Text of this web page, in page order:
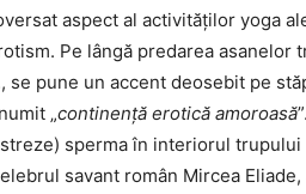
aspect al activităților yoga
Pe lângă predarea asanelor
se pune un accent deosebit pe
„continență erotică amoroasă
sperma în interiorul
savant român Mircea